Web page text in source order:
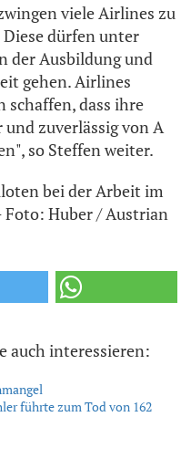
viele Airlines zu
dürfen unter
der Ausbildung und
gehen. Airlines
schaffen, dass ihre
zuverlässig von A
so Steffen weiter.
bei der Arbeit im
Huber / Austrian
auch interessieren:
führte zum Tod von 162